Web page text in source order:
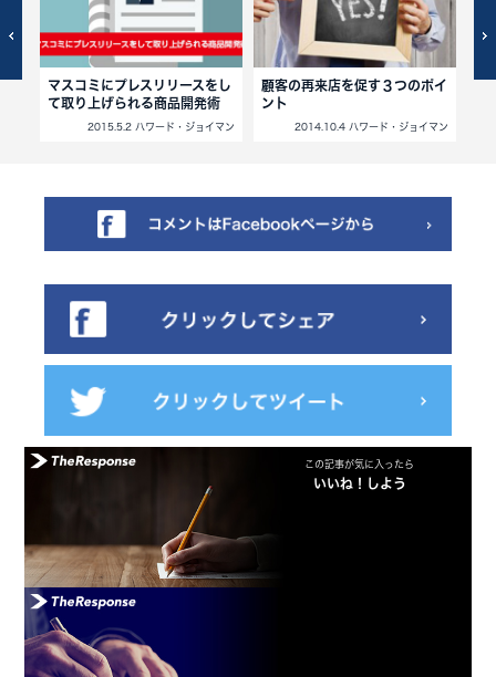
マスコミにプレスリリースをし
て取り上げられる商品開発術
2015.5.2 ハワード・ジョイマン
顧客の再来店を促す３つのポイ
ント
2014.10.4 ハワード・ジョイマン
この記事が気に入ったら
いいね！しよう